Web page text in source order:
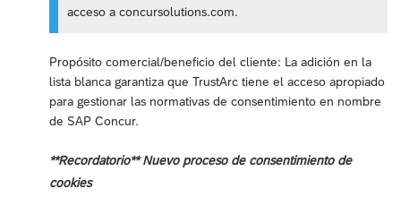
acceso a concursolutions.com.
Propósito comercial/beneficio del cliente: La adición en la
lista blanca garantiza que TrustArc tiene el acceso apropiado
para gestionar las normativas de consentimiento en nombre
de SAP Concur.
**Recordatorio** Nuevo proceso de consentimiento de
cookies